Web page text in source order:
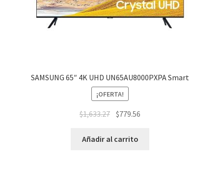
SAMSUNG 65″ 4K UHD UN65AU8000PXPA Smart
¡OFERTA!
$1,633.27 $779.56
Añadir al carrito